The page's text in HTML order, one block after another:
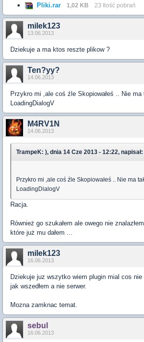
Pliki.rar
1,02 KB 23 Ilość pobrań
milek123
13.06.2013
Dziekuje a ma ktos reszte plikow ?
Ten?yy?
14.06.2013
Przykro mi ,ale coś źle Skopiowałeś .. Nie
LoadingDialogV
M4RV1N
14.06.2013
TrampeK: ), dnia 14 Cze 2013 - 12:22, napisał:
Przykro mi ,ale coś źle Skopiowałeś .. Nie ma
LoadingDialogV
Racja.
Również go szukałem ale owego nie
które już mu dałem ...
milek123
16.06.2013
Dziekuje juz wszytko wiem plugin mial cos
jak wszedłem a nie serwer.
Mozna zamknac temat.
sebul
16.06.2013